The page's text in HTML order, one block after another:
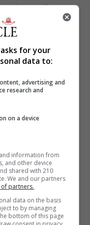
lo extraño…
me hizo volver al
grises y
testigo de esta
robaba a más y
Esperaba cada
cultivé de niño,
nerviosa
trocitos de pan
el sonoro
atardeceres de mi
mi rumbo.
de mi tierra, de
for your
data to:
advertising and
research and
on a device
information from
and other device
shared with 210
We and our partners
of partners.
data on the basis
to by managing
bottom of this page